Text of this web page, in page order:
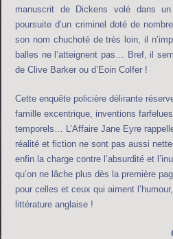
manuscrit de Dickens volé dans
poursuite d’un criminel doté de
son nom chuchoté de très loin, il
balles ne l’atteignent pas… Bref, il
de Clive Barker ou d’Eoin Colfer !
Cette enquête policière délirante
famille excentrique, inventions
temporels… L’Affaire Jane Eyre
réalité et fiction ne sont pas aussi
enfin la charge contre l’absurdité et
qu’on ne lâche plus dès la première
pour celles et ceux qui aiment
littérature anglaise !